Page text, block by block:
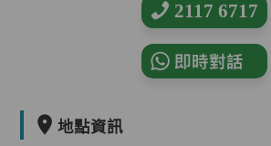
2117 6717
即時對話
地點資訊